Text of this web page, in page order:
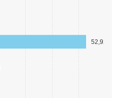
52,92